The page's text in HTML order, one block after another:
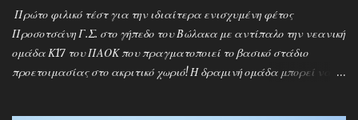
Πρώτο φιλικό τέστ για την ιδιαίτερα ενισχυμένη φέτος
Προσοτσάνη Γ.Σ. στο γήπεδο του Βώλακα με αντίπαλο την νεανική
ομάδα Κ17 του ΠΑΟΚ που πραγματοποιεί το βασικό στάδιο
προετοιμασίας στο ακριτικό χωριό! Η δραμινή ομάδα μπορεί να